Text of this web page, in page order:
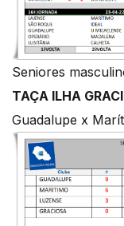
Seniores
TAÇA ILHA
Guadalupe x